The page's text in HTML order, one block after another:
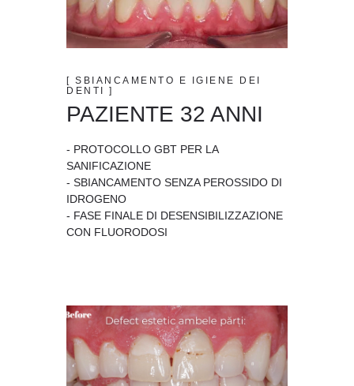
[ SBIANCAMENTO E IGIENE DEI
DENTI ]
PAZIENTE 32 ANNI
- PROTOCOLLO GBT PER LA
SANIFICAZIONE
- SBIANCAMENTO SENZA PEROSSIDO DI
IDROGENO
- FASE FINALE DI DESENSIBILIZZAZIONE
CON FLUORODOSI